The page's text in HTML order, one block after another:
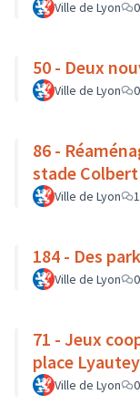
Ville de Lyon 0
50 - Deux
Ville de Lyon 0
86 -
stade Colbert
Ville de Lyon 1
184 - Des
Ville de Lyon 0
71 - Jeux
place Lyautey
Ville de Lyon 0